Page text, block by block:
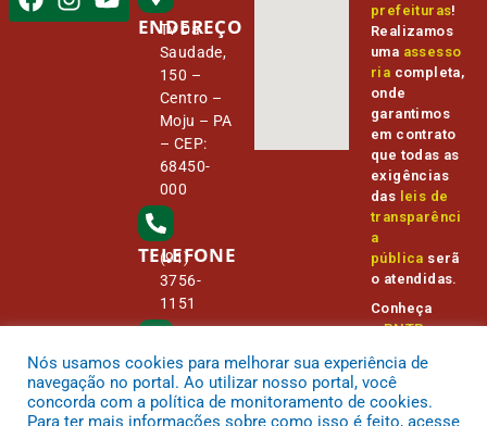
ENDEREÇO
Tv Da
Saudade,
150 –
Centro –
Moju – PA
– CEP:
68450-
000
TELEFONE
(91)
3756-
1151
E-MAIL
camara@
cmmoju.p
a.gov.br
prefeituras!
Realizamos
uma assesso
ria completa,
onde
garantimos
em contrato
que todas as
exigências
das leis de
transparênci
a
pública serã
o atendidas.
Conheça
oPNTPe
Transparênc
ia Pública
Nós usamos cookies para melhorar sua experiência de
navegação no portal. Ao utilizar nosso portal, você
concorda com a política de monitoramento de cookies.
Para ter mais informações sobre como isso é feito, acesse